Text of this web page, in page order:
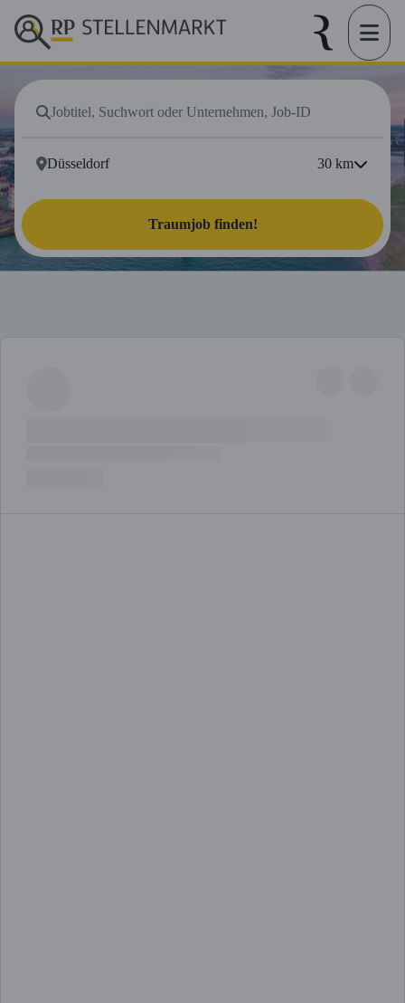
30 km
Traumjob finden!